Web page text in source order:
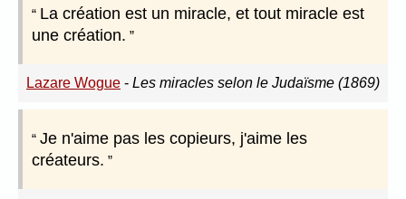
La création est un miracle, et tout miracle est
une création.
Lazare Wogue - Les miracles selon le Judaïsme (1869)
Je n'aime pas les copieurs, j'aime les
créateurs.